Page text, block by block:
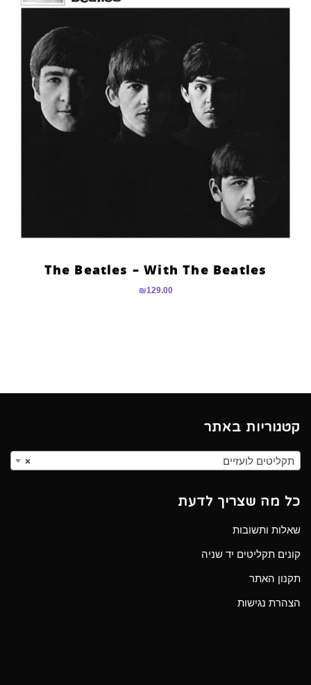
The Beatles – With The Beatles
₪129.00
קטגוריות באתר
× תקליטים לועזיים
כל מה שצריך לדעת
שאלות ותשובות
קונים תקליטים יד שניה
תקנון האתר
הצהרת נגישות